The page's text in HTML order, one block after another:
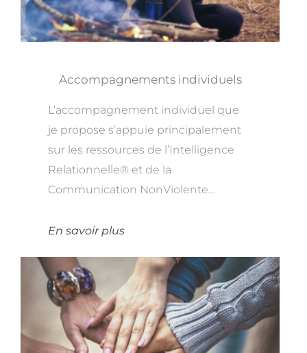
Accompagnements individuels
L’accompagnement individuel que
je propose s’appuie principalement
sur les ressources de l’Intelligence
Relationnelle® et de la
Communication NonViolente…
En savoir plus